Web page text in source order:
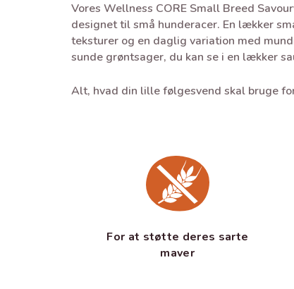
Vores Wellness CORE Small Breed
designet til små hunderacer. En lækker
teksturer og en daglig variation med
sunde grøntsager, du kan se i en lækker
Alt, hvad din lille følgesvend skal bruge
For at støtte deres sarte
maver